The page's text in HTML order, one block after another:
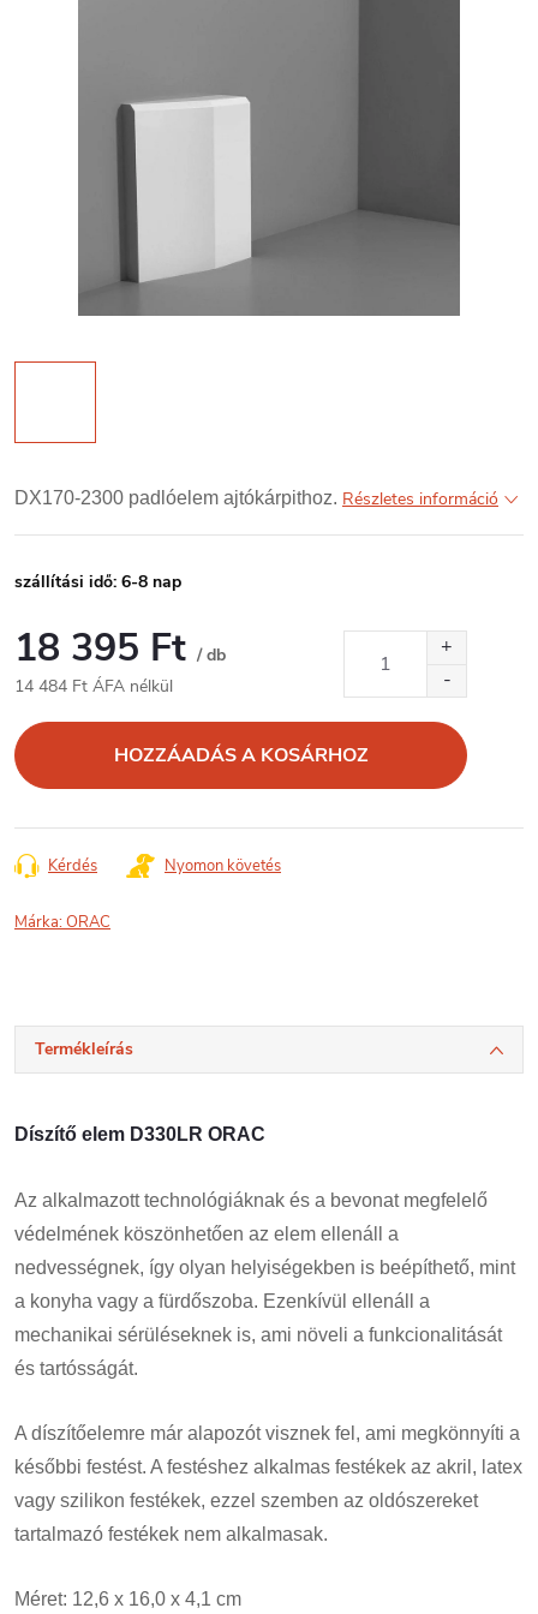
DX170-2300 padlóelem ajtókárpithoz. Részletes információ
szállítási idő: 6-8 nap
18 395 Ft / db
14 484 Ft ÁFA nélkül
HOZZÁADÁS A KOSÁRHOZ
Kérdés Nyomon követés
Márka:ORAC
Termékleírás
Díszítő elem D330LR ORAC
Az alkalmazott technológiáknak és a bevonat megfelelő
védelmének köszönhetően az elem ellenáll a
nedvességnek, így olyan helyiségekben is beépíthető, mint
a konyha vagy a fürdőszoba. Ezenkívül ellenáll a
mechanikai sérüléseknek is, ami növeli a funkcionalitását
és tartósságát.
A díszítőelemre már alapozót visznek fel, ami megkönnyíti a
későbbi festést. A festéshez alkalmas festékek az akril, latex
vagy szilikon festékek, ezzel szemben az oldószereket
tartalmazó festékek nem alkalmasak.
Méret: 12,6 x 16,0 x 4,1 cm